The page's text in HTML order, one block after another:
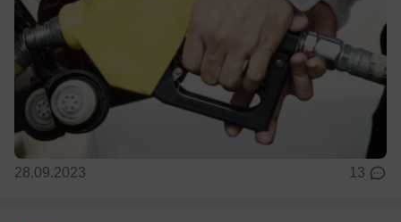
28.09.2023 13